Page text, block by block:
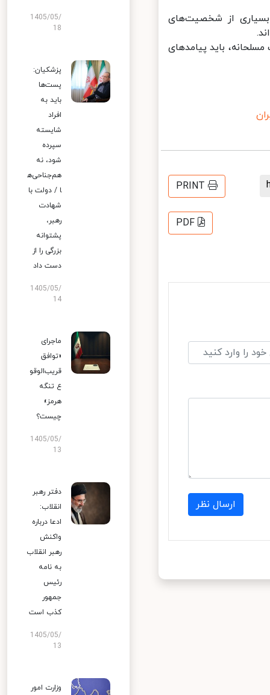
از شخصیت‌های
باید پیامدهای
PRINT
PDF
ارسال نظر
1405/05/
18
پزشکیان:
پست‌ها
باید به
افراد
شایسته
سپرده
شود، نه
هم‌جناحی‌ه
ا / دولت با
شهادت
رهبر،
پشتوانه
بزرگی را از
دست داد
1405/05/
14
ماجرای
«توافق
قریب‌الوقو
ع تنگه
هرمز»
چیست؟
1405/05/
13
دفتر رهبر
انقلاب:
ادعا درباره
واکنش
رهبر انقلاب
به نامه
رئیس
جمهور
کذب است
1405/05/
13
وزارت امور